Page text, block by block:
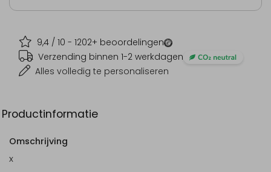
9,4 / 10 - 1202+ beoordelingen
Verzending binnen 1-2 werkdagen
Alles volledig te personaliseren
Productinformatie
Omschrijving
x